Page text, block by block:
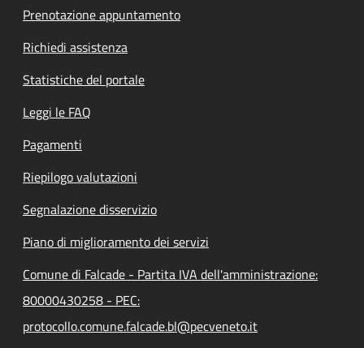
Prenotazione appuntamento
Richiedi assistenza
Statistiche del portale
Leggi le FAQ
Pagamenti
Riepilogo valutazioni
Segnalazione disservizio
Piano di miglioramento dei servizi
Comune di Falcade - Partita IVA dell'amministrazione:
80000430258 - PEC:
protocollo.comune.falcade.bl@pecveneto.it